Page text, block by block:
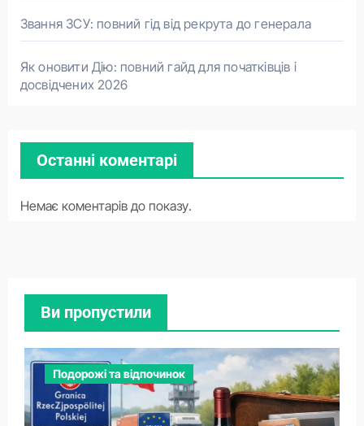
Звання ЗСУ: повний гід від рекрута до генерала
Як оновити Дію: повний гайд для початківців і
досвідчених 2026
Останні коментарі
Немає коментарів до показу.
Ви пропустили
Подорожі та відпочинок